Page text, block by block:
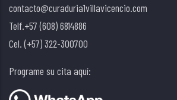
contacto@curaduria1villavicencio.com
Telf.+57 (608) 6814886
Cel. (+57) 322-300700
Programe su cita aquí: